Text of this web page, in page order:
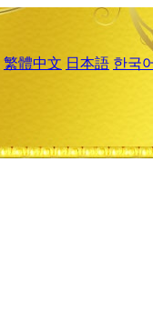
繁體中文 日本語 한국어